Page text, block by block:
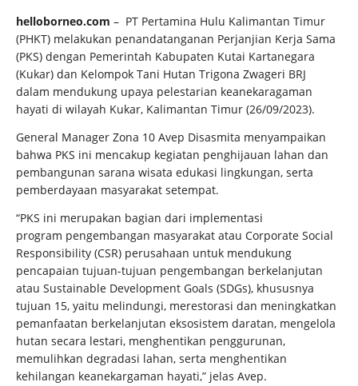
helloborneo.com – PT Pertamina Hulu Kalimantan Timur
(PHKT) melakukan penandatanganan Perjanjian Kerja Sama
(PKS) dengan Pemerintah Kabupaten Kutai Kartanegara
(Kukar) dan Kelompok Tani Hutan Trigona Zwageri BRJ
dalam mendukung upaya pelestarian keanekaragaman
hayati di wilayah Kukar, Kalimantan Timur (26/09/2023).
General Manager Zona 10 Avep Disasmita menyampaikan
bahwa PKS ini mencakup kegiatan penghijauan lahan dan
pembangunan sarana wisata edukasi lingkungan, serta
pemberdayaan masyarakat setempat.
“PKS ini merupakan bagian dari implementasi
program pengembangan masyarakat atau Corporate Social
Responsibility (CSR) perusahaan untuk mendukung
pencapaian tujuan-tujuan pengembangan berkelanjutan
atau Sustainable Development Goals (SDGs), khususnya
tujuan 15, yaitu melindungi, merestorasi dan meningkatkan
pemanfaatan berkelanjutan eksosistem daratan, mengelola
hutan secara lestari, menghentikan penggurunan,
memulihkan degradasi lahan, serta menghentikan
kehilangan keanekargaman hayati,” jelas Avep.